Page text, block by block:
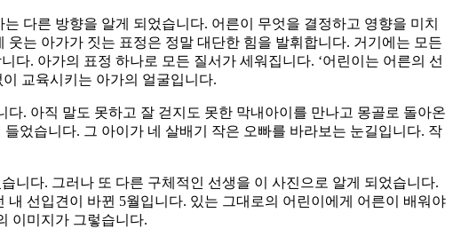
다른 방향을 알게 되었습니다. 어른이 무엇을 결정하고 영향을 미치
는 아가가 짓는 표정은 정말 대단한 힘을 발휘합니다. 거기에는 모든
. 아가의 표정 하나로 모든 질서가 세워집니다. ‘어린이는 어른의 선
교육시키는 아가의 얼굴입니다.
. 아직 말도 못하고 잘 걷지도 못한 막내아이를 만나고 몽골로 돌아온
었습니다. 그 아이가 네 살배기 작은 오빠를 바라보는 눈길입니다. 작
니다. 그러나 또 다른 구체적인 선생을 이 사진으로 알게 되었습니다.
선입견이 바뀐 5월입니다. 있는 그대로의 어린이에게 어른이 배워야
이미지가 그렇습니다.